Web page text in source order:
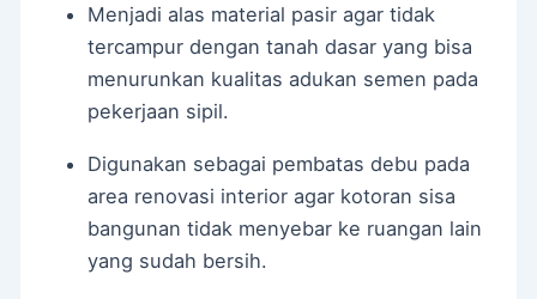
Menjadi alas material pasir agar tidak
tercampur dengan tanah dasar yang bisa
menurunkan kualitas adukan semen pada
pekerjaan sipil.
Digunakan sebagai pembatas debu pada
area renovasi interior agar kotoran sisa
bangunan tidak menyebar ke ruangan lain
yang sudah bersih.